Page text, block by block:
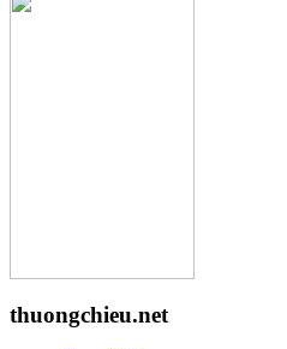
thuongchieu.net